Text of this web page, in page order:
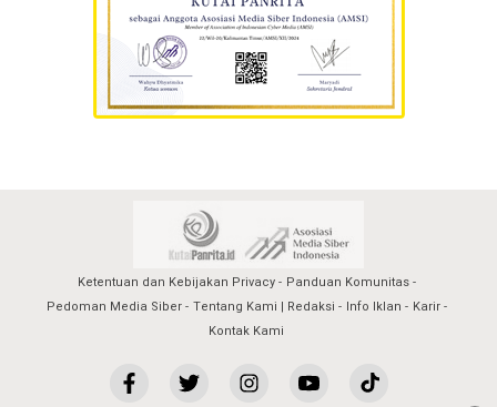
Ketentuan dan Kebijakan Privacy
Panduan Komunitas
Pedoman Media Siber
Tentang Kami | Redaksi Info Iklan
Karir
Kontak Kami